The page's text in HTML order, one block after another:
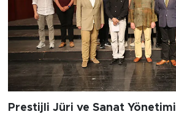
Prestijli Jüri ve Sanat Yönetimi